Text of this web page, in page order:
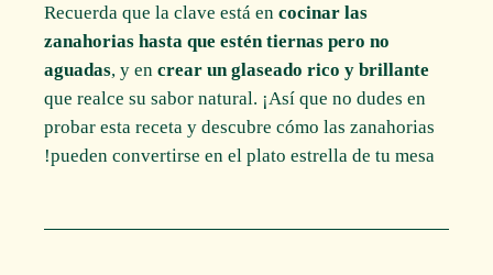
Recuerda que la clave está encocinar las
zanahorias hasta que estén tiernas pero no
aguadas, y encrear un glaseado rico y brillante
que realce su sabor natural. ¡Así que no dudes en
probar esta receta y descubre cómo las zanahorias
pueden convertirse en el plato estrella de tu mesa!